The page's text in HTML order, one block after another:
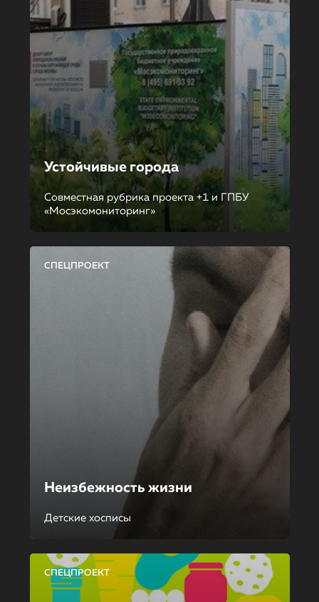
Устойчивые города
Совместная рубрика проекта +1 и ГПБУ
«Мосэкомониторинг»
СПЕЦПРОЕКТ
Неизбежность жизни
Детские хосписы
СПЕЦПРОЕКТ